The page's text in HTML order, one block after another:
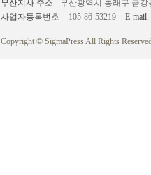
부산지사 주소
부산광역시 동래구 금강
사업자등록번호
105-86-53219 E-mail.
Copyright © SigmaPress All Rights